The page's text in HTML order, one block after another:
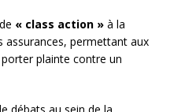
« class action » à la
assurances, permettant aux
plainte contre un